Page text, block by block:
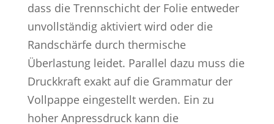
dass die Trennschicht der Folie entweder
unvollständig aktiviert wird oder die
Randschärfe durch thermische
Überlastung leidet. Parallel dazu muss die
Druckkraft exakt auf die Grammatur der
Vollpappe eingestellt werden. Ein zu
hoher Anpressdruck kann die